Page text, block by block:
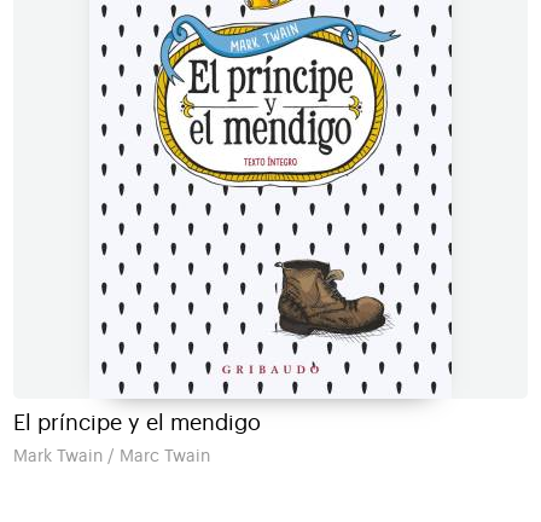
El príncipe y el mendigo
Mark Twain / Marc Twain